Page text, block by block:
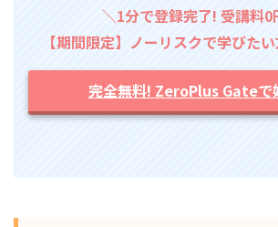
＼1分で登録完了! 受講料0
【期間限定】ノーリスクで学びた
完全無料! ZeroPlus Gateで